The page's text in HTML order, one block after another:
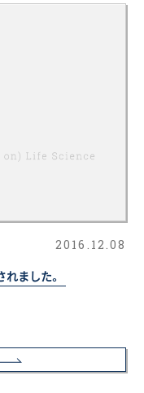
2016.12.08
ました。